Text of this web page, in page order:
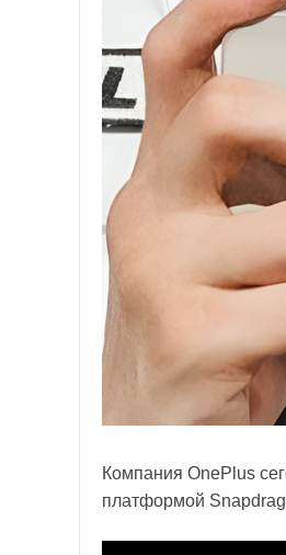
Компания OnePlus
платформой